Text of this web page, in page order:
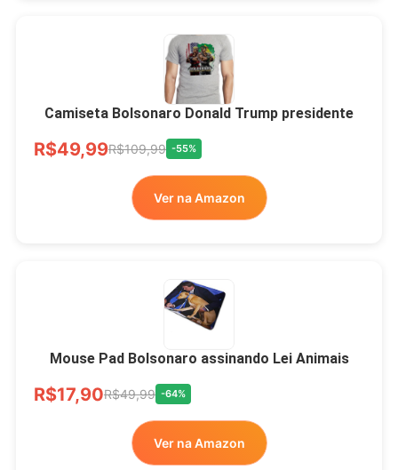
Camiseta Bolsonaro Donald Trump presidente
R$49,99R$109,99 -55%
Ver na Amazon
Mouse Pad Bolsonaro assinando Lei Animais
R$17,90R$49,99 -64%
Ver na Amazon